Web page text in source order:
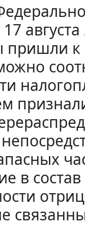
пришли
в